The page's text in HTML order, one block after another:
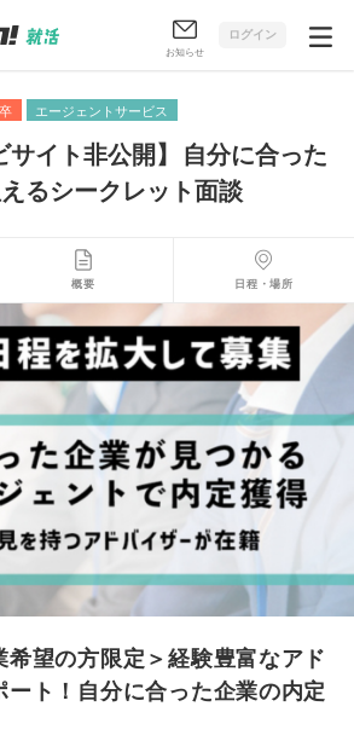
お知らせ
ログイン
エージェントサービス
サイト非公開】 自分に合った
るシークレット面談
概要 日程・場所
希望の方限定＞経験豊富なアド
ート！自分に合った企業の内定